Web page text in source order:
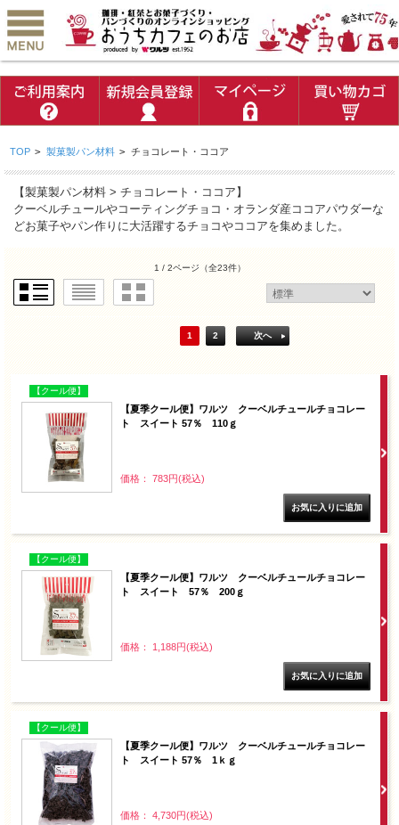
TOP > 製菓製パン材料 > チョコレート・ココア
【製菓製パン材料 > チョコレート・ココア】
クーベルチュールやコーティングチョコ・オランダ産ココアパウダーな
どお菓子やパン作りに大活躍するチョコやココアを集めました。
1 / 2ページ （全23件）
1 2 次へ
【クール便】
【夏季クール便】ワルツ クーベルチュールチョコレー
ト スイート 57％ 110ｇ
価格： 783円(税込)
【クール便】
【夏季クール便】ワルツ クーベルチュールチョコレー
ト スイート 57％ 200ｇ
価格： 1,188円(税込)
【クール便】
【夏季クール便】ワルツ クーベルチュールチョコレー
ト スイート 57％ 1ｋｇ
価格： 4,730円(税込)